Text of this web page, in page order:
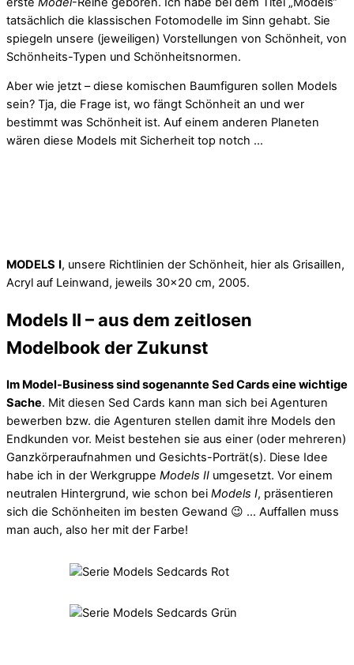
tatsächlich die klassischen Fotomodelle im Sinn gehabt. Sie
spiegeln unsere (jeweiligen) Vorstellungen von Schönheit, von
Schönheits-Typen und Schönheitsnormen.
Aber wie jetzt – diese komischen Baumfiguren sollen Models
sein? Tja, die Frage ist, wo fängt Schönheit an und wer
bestimmt was Schönheit ist. Auf einem anderen Planeten
wären diese Models mit Sicherheit top notch …
MODELS I, unsere Richtlinien der Schönheit, hier als Grisaillen,
Acryl auf Leinwand, jeweils 30×20 cm, 2005.
Models II – aus dem zeitlosen
Modelbook der Zukunst
Im Model-Business sind sogenannte Sed Cards eine wichtige
Sache. Mit diesen Sed Cards kann man sich bei Agenturen
bewerben bzw. die Agenturen stellen damit ihre Models den
Endkunden vor. Meist bestehen sie aus einer (oder mehreren)
Ganzkörperaufnahmen und Gesichts-Porträt(s). Diese Idee
habe ich in der Werkgruppe Models II umgesetzt. Vor einem
neutralen Hintergrund, wie schon bei Models I, präsentieren
sich die Schönheiten im besten Gewand 😉 … Auffallen muss
man auch, also her mit der Farbe!